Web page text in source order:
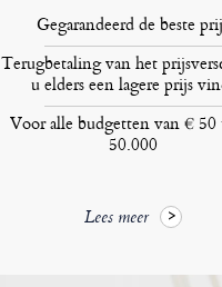
Gegarandeerd de beste
Terugbetaling van het
u elders een lagere prijs
Voor alle budgetten van €
50.000
Lees meer